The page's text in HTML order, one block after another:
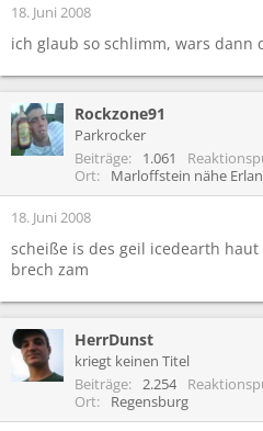
18. Juni 2008
ich glaub so schlimm, wars dann
Rockzone91
Parkrocker
Beiträge
1.061
Ort
Marloffstein nähe
18. Juni 2008
scheiße is des geil icedearth
brech zam
HerrDunst
kriegt keinen Titel
Beiträge
2.254
Ort
Regensburg